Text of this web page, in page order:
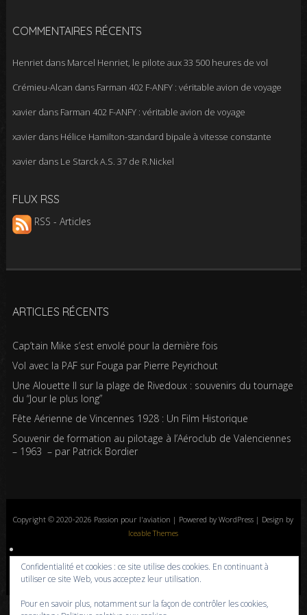
COMMENTAIRES RÉCENTS
Henrietdans Marcel Henriet, le pilote aux 33 500 heures de vol
Crémieu-Alcan dans Farman 402 F-ANFY : véritable avion de voyage
xavierdans Farman 402 F-ANFY : véritable avion de voyage
xavierdans Hélice Hamilton-standard bipale à vitesse constante
xavierdans Le Starck A.S. 37 de R.Nickel
FLUX RSS
RSS - Articles
ARTICLES RÉCENTS
Cap’tain Mike s’est envolé pour la dernière fois
Vol avec la PAF sur Fouga par Pierre Peyrichout
Une Alouette II sur la plage de Rivedoux : souvenirs du tournage
du “Jour le plus long”
Fête Aérienne de Vincennes 1928 : Un Film Historique
Souvenir de formation au pilotage à l’Aéroclub de Valenciennes
– 1963 – par Patrick Bordier
Copyright © 2020-2026 Passion pour l'aviation | Powered by WordPress | Design by
Iceable Themes
Accueil Blog Albums photos Histoires de l’aviation
Contrôle aérien
Livres
Liens Contact Politique de confidentialité
Confidentialité et cookies : ce site utilise des cookies. En continuant à
utiliser ce site Web, vous acceptez leur utilisation.
Pour en savoir plus, notamment sur la façon de contrôler les cookies,